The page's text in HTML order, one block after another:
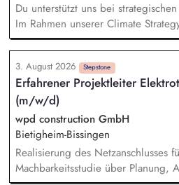
Du unterstützt uns bei
Im Rahmen unserer Climate
an möglichen CO2-
auf dem Weg zur Corporate
(CSRD) der EU erarbeitest Du KPI-
bei dem Facelift unseres
übernimmst Du konkret
bist ein fester Teil des Teams bei
Initiativen wie dem UN Global
an den Sustainable Development
Nationen.
3. August 2026 Stepstone
Erfahrener Projektleiter
(m/w/d)
wpd construction GmbH
Bietigheim-Bissingen
Realisierung des Netzanschlusses
Machbarkeitsstudie über Planung,